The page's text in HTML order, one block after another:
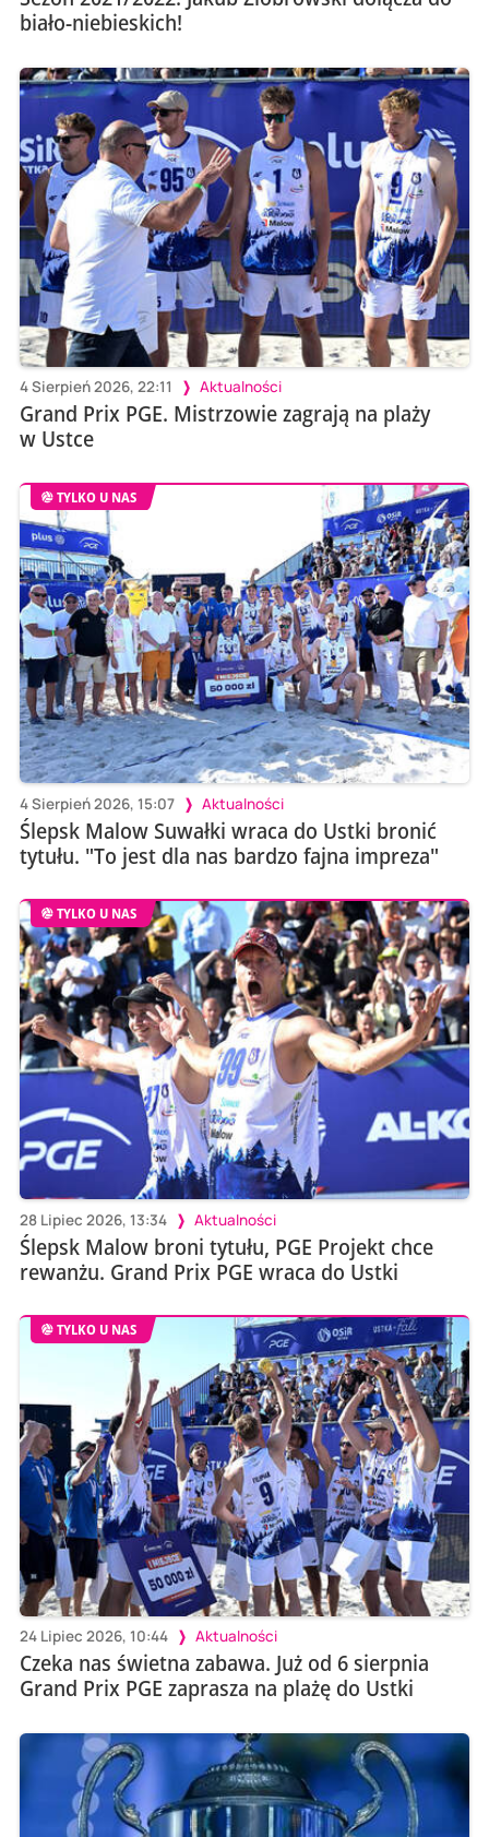
biało-niebieskich!
4 Sierpień 2026, 22:11 Aktualności
Grand Prix PGE. Mistrzowie zagrają na plaży
w Ustce
TYLKO U NAS
4 Sierpień 2026, 15:07 Aktualności
Ślepsk Malow Suwałki wraca do Ustki bronić
tytułu. "To jest dla nas bardzo fajna impreza"
TYLKO U NAS
28 Lipiec 2026, 13:34 Aktualności
Ślepsk Malow broni tytułu, PGE Projekt chce
rewanżu. Grand Prix PGE wraca do Ustki
TYLKO U NAS
24 Lipiec 2026, 10:44 Aktualności
Czeka nas świetna zabawa. Już od 6 sierpnia
Grand Prix PGE zaprasza na plażę do Ustki